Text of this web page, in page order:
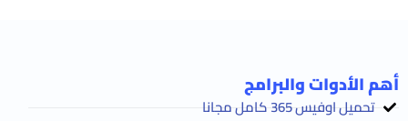
أهم الأدوات والبرامج
تحميل اوفيس 365 كامل مجانا